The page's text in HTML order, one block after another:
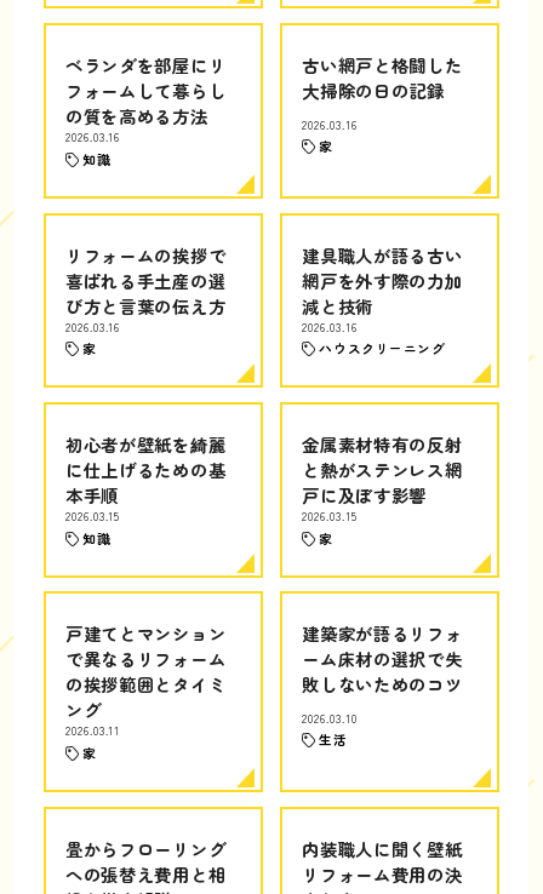
ベランダを部屋にリ
フォームして暮らし
の質を高める方法
2026.03.16
知識
古い網戸と格闘した
大掃除の日の記録
2026.03.16
家
リフォームの挨拶で
喜ばれる手土産の選
び方と言葉の伝え方
2026.03.16
家
建具職人が語る古い
網戸を外す際の力加
減と技術
2026.03.16
ハウスクリーニング
初心者が壁紙を綺麗
に仕上げるための基
本手順
2026.03.15
知識
金属素材特有の反射
と熱がステンレス網
戸に及ぼす影響
2026.03.15
家
戸建てとマンション
で異なるリフォーム
の挨拶範囲とタイミ
ング
2026.03.11
家
建築家が語るリフォ
ーム床材の選択で失
敗しないためのコツ
2026.03.10
生活
畳からフローリング
への張替え費用と相
内装職人に聞く壁紙
リフォーム費用の決